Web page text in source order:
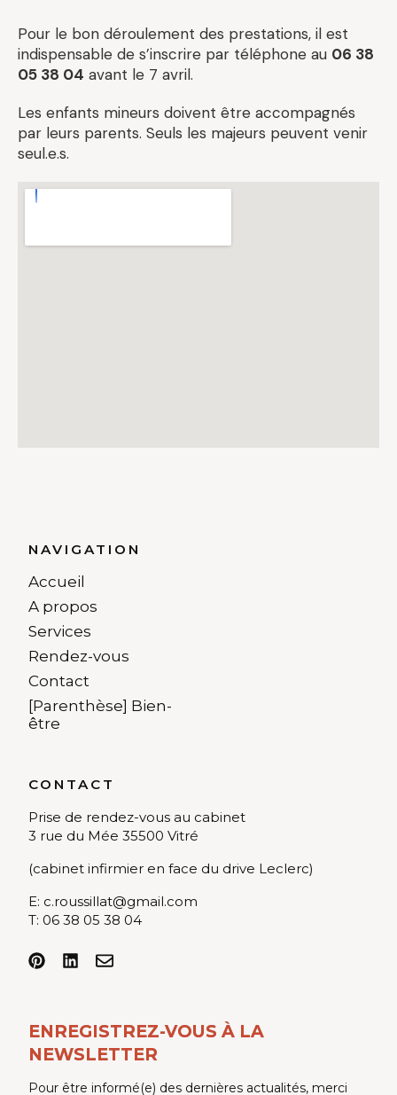
Pour le bon déroulement des prestations, il est
indispensable de s’inscrire par téléphone au 06 38
05 38 04 avant le 7 avril.
Les enfants mineurs doivent être accompagnés
par leurs parents. Seuls les majeurs peuvent venir
seul.e.s.
NAVIGATION
Accueil
A propos
Services
Rendez-vous
Contact
[Parenthèse] Bien-
être
CONTACT
Prise de rendez-vous au cabinet
3 rue du Mée 35500 Vitré
(cabinet infirmier en face du drive Leclerc)
E: c.roussillat@gmail.com
T: 06 38 05 38 04
ENREGISTREZ-VOUS À LA
NEWSLETTER
Pour être informé(e) des dernières actualités, merci